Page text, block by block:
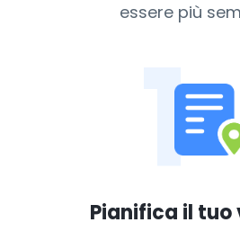
essere più
1
Pianifica il tuo